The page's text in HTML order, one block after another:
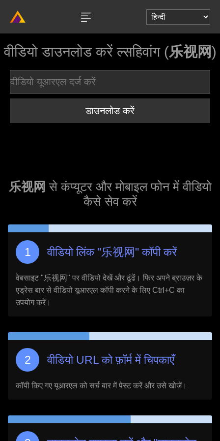
वीडियो डाउनलोड करें ल्सहिवांग (乐视网)
डाउनलोड करें
乐视网 से कंप्यूटर और मोबाइल फोन में वीडियो
कैसे सेव करें
वीडियो लिंक "乐视网" कॉपी करें
वेबसाइट "乐视网" पर वीडियो देखें और ढूंढें। फिर अपने ब्राउज़र के
एड्रेस बार से वीडियो यूआरएल कॉपी करने के लिए Ctrl+C का
उपयोग करें।
वीडियो URL को फ़ॉर्म में चिपकाएँ
कॉपी किए गए यूआरएल को सर्च बार में पेस्ट करें और उसे खोजें।